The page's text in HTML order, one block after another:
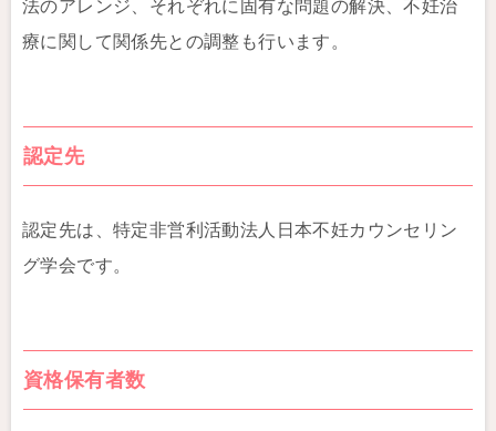
法のアレンジ、それぞれに固有な問題の解決、不妊治
療に関して関係先との調整も行います。
認定先
認定先は、特定非営利活動法人日本不妊カウンセリン
グ学会です。
資格保有者数